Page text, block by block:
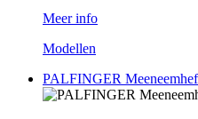
Meer info
Modellen
PALFINGER